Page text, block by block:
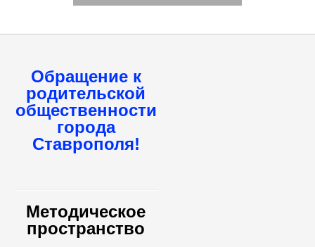
Обращение к
родительской
общественности
города
Ставрополя!
Методическое
пространство